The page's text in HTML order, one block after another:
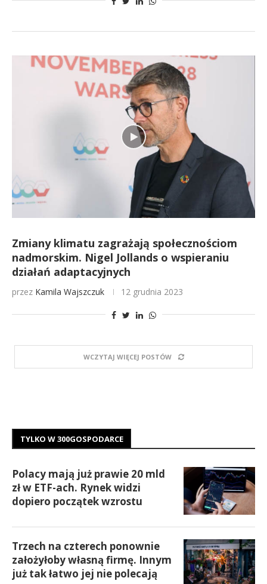
Zmiany klimatu zagrażają społecznościom
nadmorskim. Nigel Jollands o wspieraniu
działań adaptacyjnych
przez Kamila Wajszczuk 12 grudnia 2023
WCZYTAJ WIĘCEJ POSTÓW
TYLKO W 300GOSPODARCE
Polacy mają już prawie 20 mld
zł w ETF-ach. Rynek widzi
dopiero początek wzrostu
Trzech na czterech ponownie
założyłoby własną firmę. Innym
już tak łatwo jej nie polecają